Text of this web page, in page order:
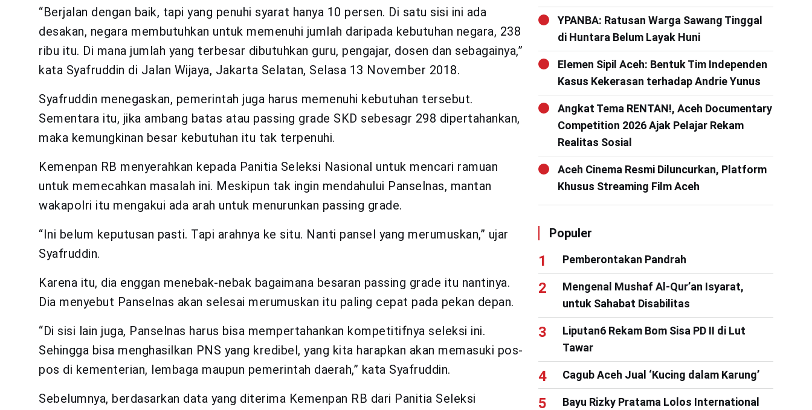
“Berjalan dengan baik, tapi yang penuhi syarat hanya 10 persen. Di satu sisi ini ada
desakan, negara membutuhkan untuk memenuhi jumlah daripada kebutuhan negara, 238
ribu itu. Di mana jumlah yang terbesar dibutuhkan guru, pengajar, dosen dan sebagainya,”
kata Syafruddin di Jalan Wijaya, Jakarta Selatan, Selasa 13 November 2018.
Syafruddin menegaskan, pemerintah juga harus memenuhi kebutuhan tersebut.
Sementara itu, jika ambang batas atau passing grade SKD sebesagr 298 dipertahankan,
maka kemungkinan besar kebutuhan itu tak terpenuhi.
Kemenpan RB menyerahkan kepada Panitia Seleksi Nasional untuk mencari ramuan
untuk memecahkan masalah ini. Meskipun tak ingin mendahului Panselnas, mantan
wakapolri itu mengakui ada arah untuk menurunkan passing grade.
“Ini belum keputusan pasti. Tapi arahnya ke situ. Nanti pansel yang merumuskan,” ujar
Syafruddin.
Karena itu, dia enggan menebak-nebak bagaimana besaran passing grade itu nantinya.
Dia menyebut Panselnas akan selesai merumuskan itu paling cepat pada pekan depan.
“Di sisi lain juga, Panselnas harus bisa mempertahankan kompetitifnya seleksi ini.
Sehingga bisa menghasilkan PNS yang kredibel, yang kita harapkan akan memasuki pos-
pos di kementerian, lembaga maupun pemerintah daerah,” kata Syafruddin.
Sebelumnya, berdasarkan data yang diterima Kemenpan RB dari Panitia Seleksi
YPANBA: Ratusan Warga Sawang Tinggal
di Huntara Belum Layak Huni
Elemen Sipil Aceh: Bentuk Tim Independen
Kasus Kekerasan terhadap Andrie Yunus
Angkat Tema RENTAN!, Aceh Documentary
Competition 2026 Ajak Pelajar Rekam
Realitas Sosial
Aceh Cinema Resmi Diluncurkan, Platform
Khusus Streaming Film Aceh
Populer
Pemberontakan Pandrah
Mengenal Mushaf Al-Qur’an Isyarat,
untuk Sahabat Disabilitas
Liputan6 Rekam Bom Sisa PD II di Lut
Tawar
Cagub Aceh Jual ‘Kucing dalam Karung’
Bayu Rizky Pratama Lolos International